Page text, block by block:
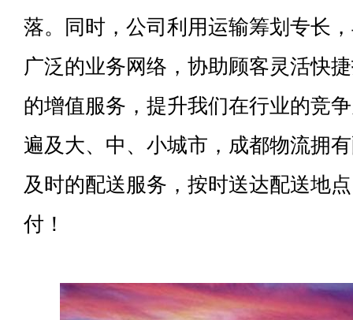
落。同时，公司利用运输筹划专长
广泛的业务网络，协助顾客灵活快
的增值服务，提升我们在行业的竞
遍及大、中、小城市，成都物流拥
及时的配送服务，按时送达配送地
付！